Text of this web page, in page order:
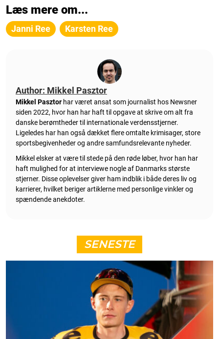
Læs mere om...
Janni Ree Karsten Ree
Author: Mikkel Pasztor
Mikkel Pasztor har været ansat som journalist hos Newsner
siden 2022, hvor han har haft til opgave at skrive om alt fra
danske berømtheder til internationale verdensstjerner.
Ligeledes har han også dækket flere omtalte krimisager, store
sportsbegivenheder og andre samfundsrelevante nyheder.
Mikkel elsker at være til stede på den røde løber, hvor han har
haft mulighed for at interviewe nogle af Danmarks største
stjerner. Disse oplevelser giver ham indblik i både deres liv og
karrierer, hvilket beriger artiklerne med personlige vinkler og
spændende anekdoter.
SENESTE